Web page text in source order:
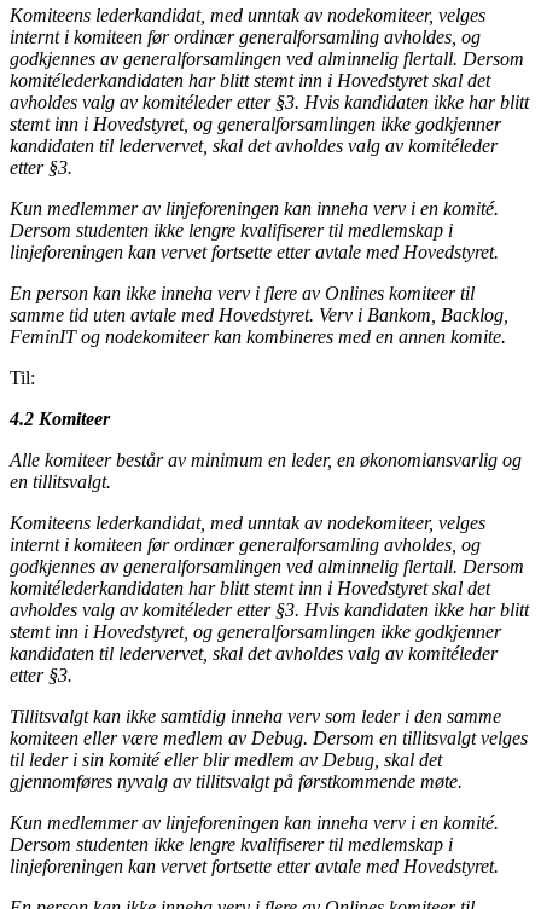
Komiteens lederkandidat, med unntak av nodekomiteer, velges
internt i komiteen før ordinær generalforsamling avholdes, og
godkjennes av generalforsamlingen ved alminnelig flertall. Dersom
komitélederkandidaten har blitt stemt inn i Hovedstyret skal det
avholdes valg av komitéleder etter §3. Hvis kandidaten ikke har blitt
stemt inn i Hovedstyret, og generalforsamlingen ikke godkjenner
kandidaten til ledervervet, skal det avholdes valg av komitéleder
etter §3.
Kun medlemmer av linjeforeningen kan inneha verv i en komité.
Dersom studenten ikke lengre kvalifiserer til medlemskap i
linjeforeningen kan vervet fortsette etter avtale med Hovedstyret.
En person kan ikke inneha verv i flere av Onlines komiteer til
samme tid uten avtale med Hovedstyret. Verv i Bankom, Backlog,
FeminIT og nodekomiteer kan kombineres med en annen komite.
Til:
4.2 Komiteer
Alle komiteer består av minimum en leder, en økonomiansvarlig og
en tillitsvalgt.
Komiteens lederkandidat, med unntak av nodekomiteer, velges
internt i komiteen før ordinær generalforsamling avholdes, og
godkjennes av generalforsamlingen ved alminnelig flertall. Dersom
komitélederkandidaten har blitt stemt inn i Hovedstyret skal det
avholdes valg av komitéleder etter §3. Hvis kandidaten ikke har blitt
stemt inn i Hovedstyret, og generalforsamlingen ikke godkjenner
kandidaten til ledervervet, skal det avholdes valg av komitéleder
etter §3.
Tillitsvalgt kan ikke samtidig inneha verv som leder i den samme
komiteen eller være medlem av Debug. Dersom en tillitsvalgt velges
til leder i sin komité eller blir medlem av Debug, skal det
gjennomføres nyvalg av tillitsvalgt på førstkommende møte.
Kun medlemmer av linjeforeningen kan inneha verv i en komité.
Dersom studenten ikke lengre kvalifiserer til medlemskap i
linjeforeningen kan vervet fortsette etter avtale med Hovedstyret.